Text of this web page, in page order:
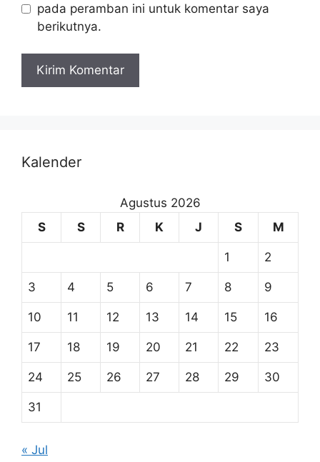
pada peramban ini untuk komentar saya
berikutnya.
Kalender
Agustus 2026
S
S R K J S M
1 2
3 4 5 6 7 8 9
10 11 12 13 14 15 16
17 18 19 20 21 22 23
24 25 26 27 28 29 30
31
« Jul